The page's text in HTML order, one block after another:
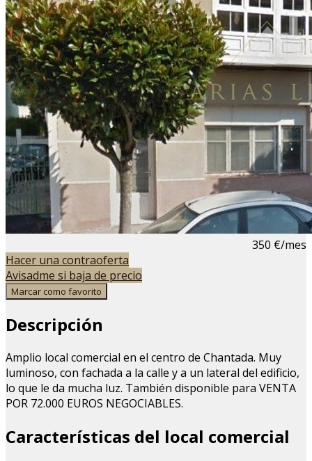
350 €/mes
Hacer una contraoferta
Avisadme si baja de precio
Marcar como favorito
Descripción
Amplio local comercial en el centro de Chantada. Muy
luminoso, con fachada a la calle y a un lateral del edificio,
lo que le da mucha luz. También disponible para VENTA
POR 72.000 EUROS NEGOCIABLES.
Características del local comercial